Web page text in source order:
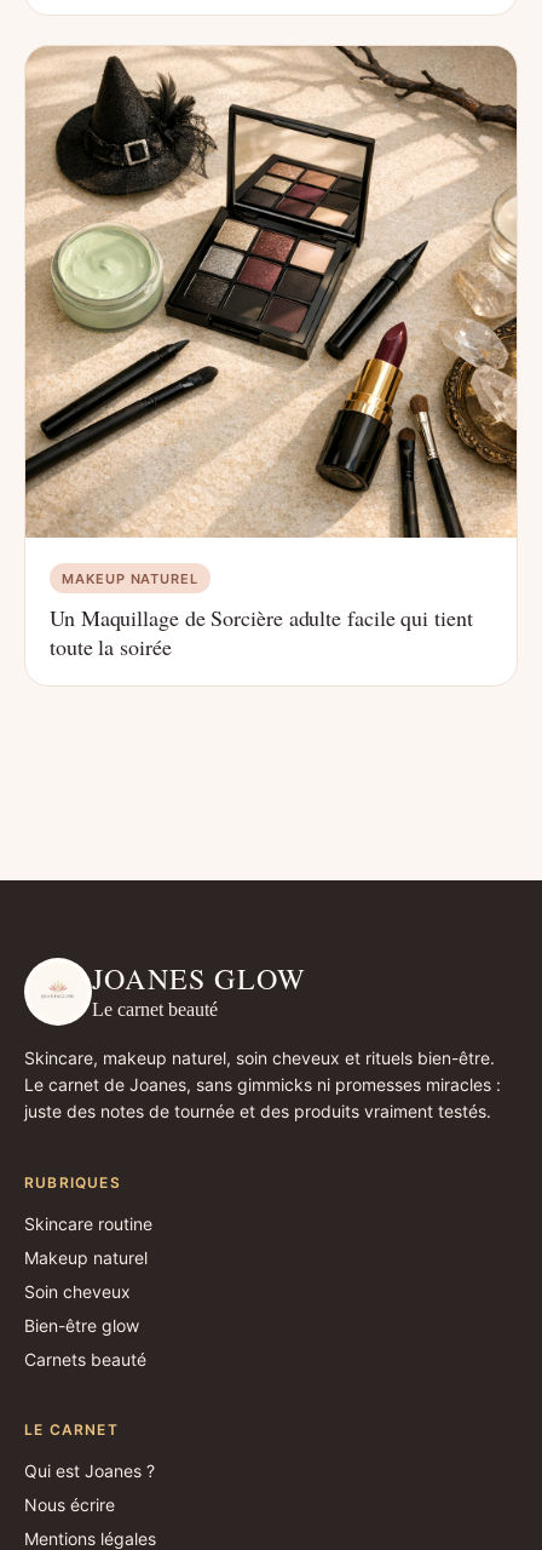
MAKEUP NATUREL
Un Maquillage de Sorcière adulte facile qui tient
toute la soirée
JOANES GLOW
Le carnet beauté
Skincare, makeup naturel, soin cheveux et rituels bien-être.
Le carnet de Joanes, sans gimmicks ni promesses miracles :
juste des notes de tournée et des produits vraiment testés.
RUBRIQUES
Skincare routine
Makeup naturel
Soin cheveux
Bien-être glow
Carnets beauté
LE CARNET
Qui est Joanes ?
Nous écrire
Mentions légales